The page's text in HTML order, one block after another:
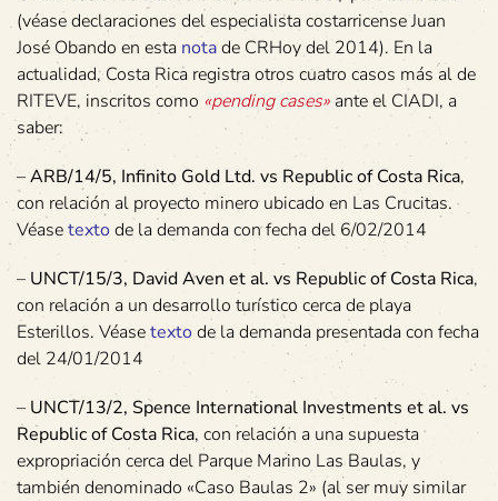
(véase declaraciones del especialista costarricense Juan
José Obando en esta notade CRHoy del 2014). En la
actualidad, Costa Rica registra otros cuatro casos más al de
RITEVE, inscritos como «pending cases» ante el CIADI, a
saber:
–ARB/14/5, Infinito Gold Ltd. vs Republic of Costa Rica,
con relación al proyecto minero ubicado en Las Crucitas.
Véasetexto de la demanda con fecha del 6/02/2014
– UNCT/15/3, David Aven et al. vs Republic of Costa Rica,
con relación a un desarrollo turístico cerca de playa
Esterillos. Véasetexto de la demanda presentada con fecha
del 24/01/2014
– UNCT/13/2, Spence International Investments et al. vs
Republic of Costa Rica, con relación a una supuesta
expropriación cerca del Parque Marino Las Baulas, y
también denominado «Caso Baulas 2» (al ser muy similar